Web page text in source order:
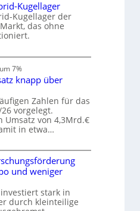
Kugellager
Kugellager der
das ohne
7%
knapp über
Zahlen für das
vorgelegt.
Umsatz von 4,3Mrd.€
in etwa…
und weniger
stark in
durch kleinteilige